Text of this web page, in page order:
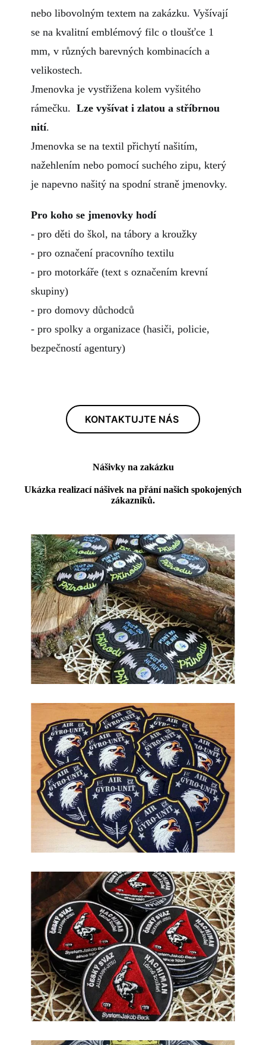
nebo libovolným textem na zakázku. Vyšívají
se na kvalitní emblémový filc o tloušťce 1
mm, v různých barevných kombinacích a
velikostech.
Jmenovka je vystřižena kolem vyšitého
rámečku.Lze vyšívat i zlatou a stříbrnou
nití.
Jmenovka se na textil přichytí našitím,
nažehlením nebo pomocí suchého zipu, který
je napevno našitý na spodní straně jmenovky.
Pro koho se jmenovky hodí
- pro děti do škol, na tábory a kroužky
- pro označení pracovního textilu
- pro motorkáře (text s označením krevní
skupiny)
- pro domovy důchodců
- pro spolky a organizace (hasiči, policie,
bezpečností agentury)
KONTAKTUJTE NÁS
Nášivky na zakázku
Ukázka realizací nášivek na přání našich spokojených
zákazníků.